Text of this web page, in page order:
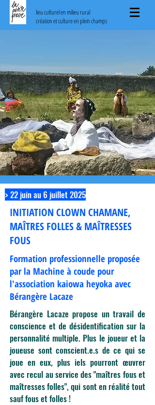
lieu culturel en milieu rural
création et culture en plein champs
> 22 juin au 6 juillet 2025
INITIATION CLOWN CHAMANE,
MAÎTRES FOLLES & MAÎTRESSES
FOUS
Formation professionnelle proposée
par la Machine à coude pour
l'association kaiowa heyoka avec
Bérangère Lacaze
Bérangère Lacaze propose un travail de
conscience et de désidentification sur la
personnalité multiple. Plus le joueur et la
joueuse sont conscient.e.s de ce qui se
joue en eux, plus iels pourront œuvrer
avec recul au service des "maîtres fous et
maîtresses folles", qui sont en réalité tout
sauf fous et folles !